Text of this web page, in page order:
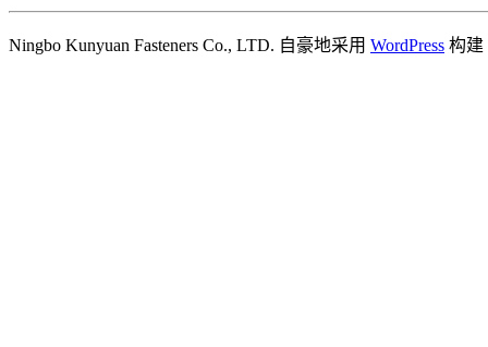
Ningbo Kunyuan Fasteners Co., LTD. 自豪地采用 WordPress 构建